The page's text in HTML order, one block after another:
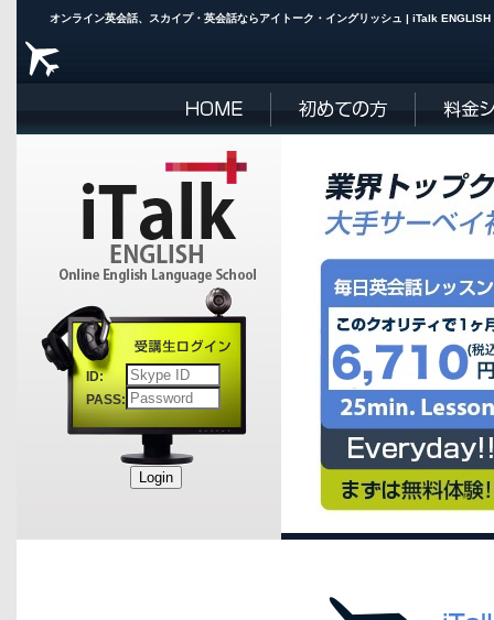
オンライン英会話、スカイプ・英会話ならアイトー
ID:
PASS: